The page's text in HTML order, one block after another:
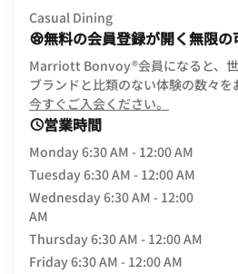
Casual Dining
無料の会員登録が開く無限の
Marriott Bonvoy®会員になると、
ブランドと比類のない体験の数々を
今すぐご入会ください。
営業時間
Monday6:30 AM - 12:00 AM
Tuesday6:30 AM - 12:00 AM
Wednesday6:30 AM - 12:00
AM
Thursday6:30 AM - 12:00 AM
Friday6:30 AM - 12:00 AM